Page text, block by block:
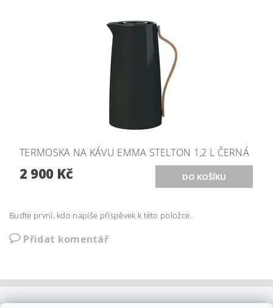
TERMOSKA NA KÁVU EMMA STELTON 1,2 L ČERNÁ
2 900 Kč
Buďte první, kdo napíše příspěvek k této položce.
Přidat komentář